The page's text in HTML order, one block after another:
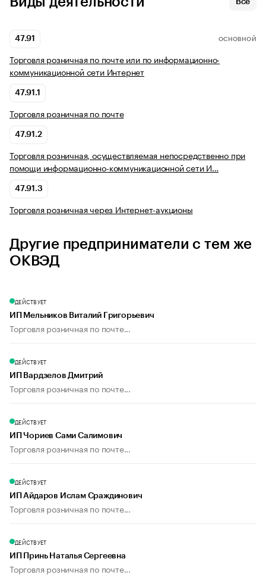
Все
47.91 ОСНОВНОЙ
Торговля розничная по почте или по информационно-
коммуникационной сети Интернет
47.91.1
Торговля розничная по почте
47.91.2
Торговля розничная, осуществляемая непосредственно при
помощи информационно-коммуникационной сети И…
47.91.3
Торговля розничная через Интернет-аукционы
Другие предприниматели с тем же
ОКВЭД
ДЕЙСТВУЕТ
ИП Мельников Виталий Григорьевич
Торговля розничная по почте...
ДЕЙСТВУЕТ
ИП Вардзелов Дмитрий
Торговля розничная по почте...
ДЕЙСТВУЕТ
ИП Чориев Сами Салимович
Торговля розничная по почте...
ДЕЙСТВУЕТ
ИП Айдаров Ислам Сраждинович
Торговля розничная по почте...
ДЕЙСТВУЕТ
ИП Принь Наталья Сергеевна
Торговля розничная по почте...